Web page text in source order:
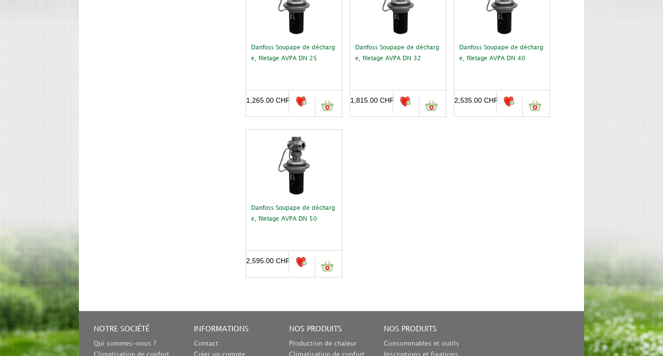
Danfoss Soupape de décharg
e, filetage AVPA DN 25
1,265.00CHF
Danfoss Soupape de décharg
e, filetage AVPA DN 32
1,815.00CHF
Danfoss Soupape de décharg
e, filetage AVPA DN 40
2,535.00 CHF
Danfoss Soupape de décharg
e, filetage AVPA DN 50
2,595.00CHF
NOTRE SOCIÉTÉ
Qui sommes-nous ?
Climatisation de confort
INFORMATIONS
Contact
Créer un compte
NOS PRODUITS
Production de chaleur
Climatisation de confort
NOS PRODUITS
Consommables et outils
Inscriptions et fixations